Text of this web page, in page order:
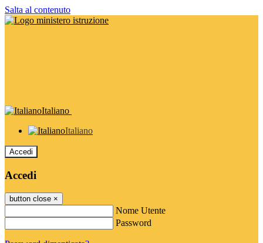
Salta al contenuto
Italiano
Italiano
Accedi
Accedi
button close ×
Nome Utente
Password